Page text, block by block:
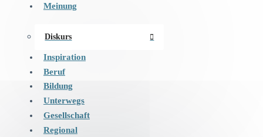
Meinung
Diskurs
Inspiration
Beruf
Bildung
Unterwegs
Gesellschaft
Regional